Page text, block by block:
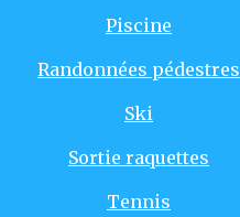
Piscine
Randonnées pédestres
Ski
Sortie raquettes
Tennis